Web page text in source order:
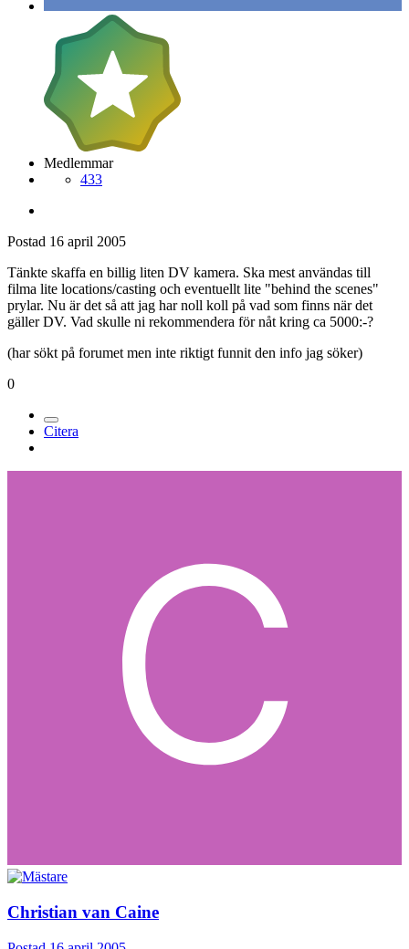
Medlemmar
433
Postad 16 april 2005
Tänkte skaffa en billig liten DV kamera. Ska mest användas till
filma lite locations/casting och eventuellt lite "behind the scenes"
prylar. Nu är det så att jag har noll koll på vad som finns när det
gäller DV. Vad skulle ni rekommendera för nåt kring ca 5000:-?
(har sökt på forumet men inte riktigt funnit den info jag söker)
0
Citera
Christian van Caine